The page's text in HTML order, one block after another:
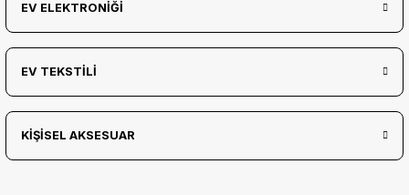
EV ELEKTRONİĞİ
EV TEKSTİLİ
KİŞİSEL AKSESUAR